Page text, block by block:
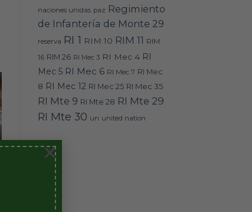
×
naciones unidas paz Regimiento
de Infantería de Monte 29
reserva RI 1 RIM 10 RIM 11 RIM
16 RIM 26 RI Mec 3 RI Mec 4 RI
Mec 5 RI Mec 6 RI Mec 7 RI Mec
8 RI Mec 12 RI Mec 25 RI Mec 35
RI Mte 9 RI Mte 28 RI Mte 29
RI Mte 30 un united nation